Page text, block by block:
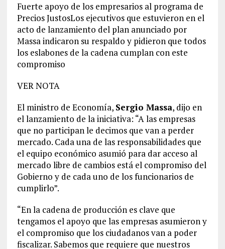
Fuerte apoyo de los empresarios al programa de
Precios JustosLos ejecutivos que estuvieron en el
acto de lanzamiento del plan anunciado por
Massa indicaron su respaldo y pidieron que todos
los eslabones de la cadena cumplan con este
compromiso
VER NOTA
El ministro de Economía, Sergio Massa, dijo en
el lanzamiento de la iniciativa: “A las empresas
que no participan le decimos que van a perder
mercado. Cada una de las responsabilidades que
el equipo económico asumió para dar acceso al
mercado libre de cambios está el compromiso del
Gobierno y de cada uno de los funcionarios de
cumplirlo”.
“En la cadena de producción es clave que
tengamos el apoyo que las empresas asumieron y
el compromiso que los ciudadanos van a poder
fiscalizar. Sabemos que requiere que nuestros